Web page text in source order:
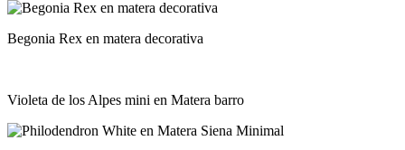
Begonia Rex en matera decorativa
Violeta de los Alpes mini en Matera barro